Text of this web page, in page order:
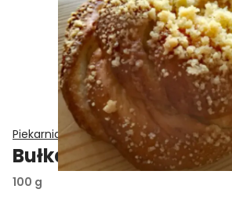
Piekarnia GZIK
Bułka drożdżowa bio
100 g